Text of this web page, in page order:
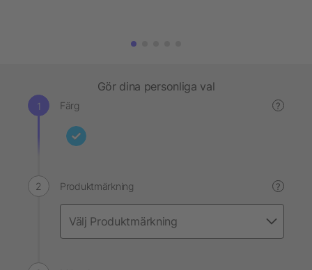
Gör dina personliga val
Färg ?
Produktmärkning ?